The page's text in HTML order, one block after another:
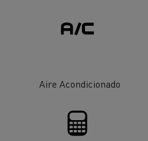
Aire Acondicionado